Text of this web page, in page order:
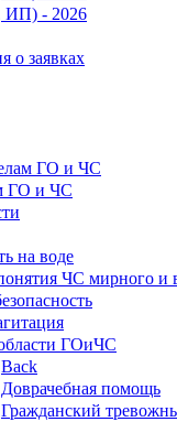
- 2026
о заявках
ГО и ЧС
ГО и ЧС
на воде
ЧС мирного и
ГОиЧС
Back
Доврачебная помощь
Гражданский